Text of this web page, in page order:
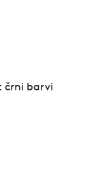
črni barvi